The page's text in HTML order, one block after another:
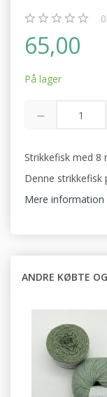
0
65,00
På lager
Strikkefisk med 8
Denne strikkefisk
Mere information
ANDRE KØBTE